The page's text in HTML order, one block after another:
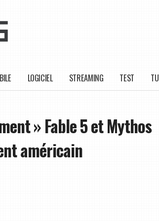
LOGICIEL STREAMING TEST
» Fable 5 et Mythos
américain